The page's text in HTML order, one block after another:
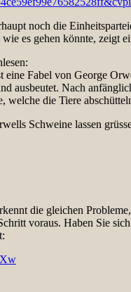
noch die
es gehen könnte, zeigt
Fabel von George
ausbeutet. Nach
welche die Tiere
Schweine lassen
die gleichen
voraus. Haben Sie